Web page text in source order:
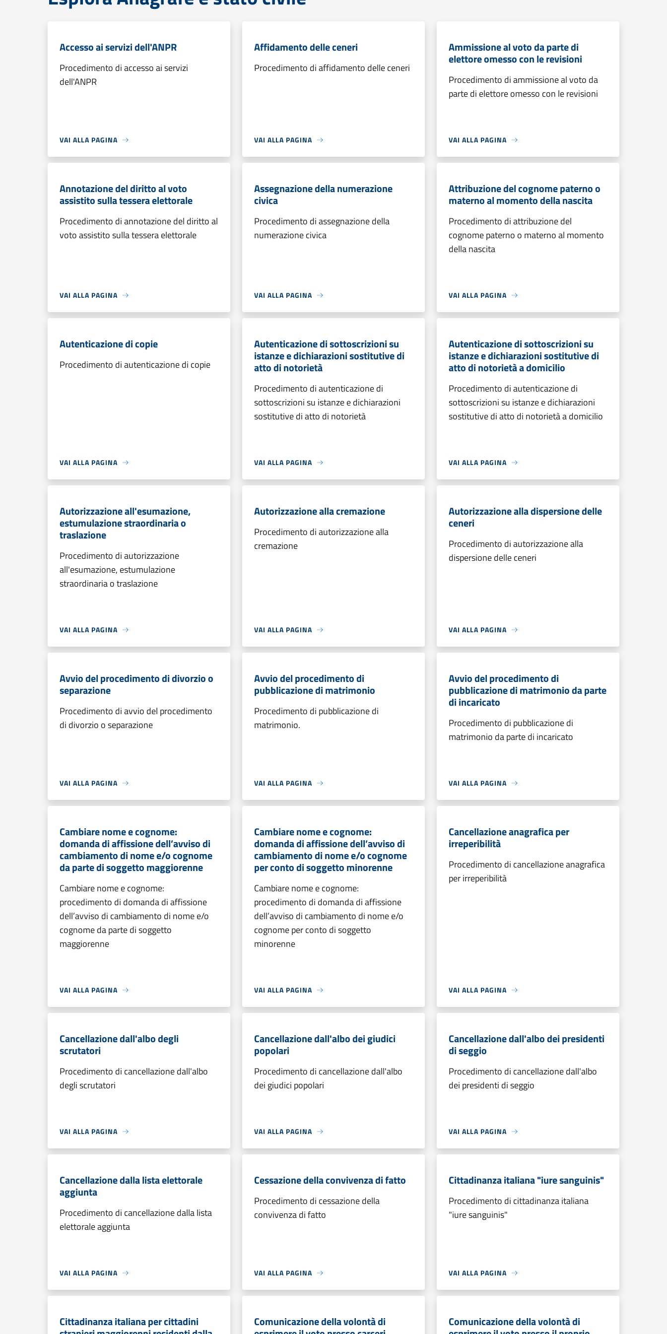
Accesso ai servizi dell'ANPR
Procedimento di accesso ai servizi
dell'ANPR
VAI ALLA PAGINA
Affidamento delle ceneri
Procedimento di affidamento delle ceneri
VAI ALLA PAGINA
Ammissione al voto da parte di
elettore omesso con le revisioni
Procedimento di ammissione al voto da
parte di elettore omesso con le revisioni
VAI ALLA PAGINA
Annotazione del diritto al voto
assistito sulla tessera elettorale
Procedimento di annotazione del diritto al
voto assistito sulla tessera elettorale
VAI ALLA PAGINA
Assegnazione della numerazione
civica
Procedimento di assegnazione della
numerazione civica
VAI ALLA PAGINA
Attribuzione del cognome paterno o
materno al momento della nascita
Procedimento di attribuzione del
cognome paterno o materno al momento
della nascita
VAI ALLA PAGINA
Autenticazione di copie
Procedimento di autenticazione di copie
VAI ALLA PAGINA
Autenticazione di sottoscrizioni su
istanze e dichiarazioni sostitutive di
atto di notorietà
Procedimento di autenticazione di
sottoscrizioni su istanze e dichiarazioni
sostitutive di atto di notorietà
VAI ALLA PAGINA
Autenticazione di sottoscrizioni su
istanze e dichiarazioni sostitutive di
atto di notorietà a domicilio
Procedimento di autenticazione di
sottoscrizioni su istanze e dichiarazioni
sostitutive di atto di notorietà a domicilio
VAI ALLA PAGINA
Autorizzazione all'esumazione,
estumulazione straordinaria o
traslazione
Procedimento di autorizzazione
all'esumazione, estumulazione
straordinaria o traslazione
VAI ALLA PAGINA
Autorizzazione alla cremazione
Procedimento di autorizzazione alla
cremazione
VAI ALLA PAGINA
Autorizzazione alla dispersione delle
ceneri
Procedimento di autorizzazione alla
dispersione delle ceneri
VAI ALLA PAGINA
Avvio del procedimento di divorzio o
separazione
Procedimento di avvio del procedimento
di divorzio o separazione
VAI ALLA PAGINA
Avvio del procedimento di
pubblicazione di matrimonio
Procedimento di pubblicazione di
matrimonio.
VAI ALLA PAGINA
Avvio del procedimento di
pubblicazione di matrimonio da parte
di incaricato
Procedimento di pubblicazione di
matrimonio da parte di incaricato
VAI ALLA PAGINA
Cambiare nome e cognome:
domanda di affissione dell’avviso di
cambiamento di nome e/o cognome
da parte di soggetto maggiorenne
Cambiare nome e cognome:
procedimento di domanda di affissione
dell’avviso di cambiamento di nome e/o
cognome da parte di soggetto
maggiorenne
VAI ALLA PAGINA
Cambiare nome e cognome:
domanda di affissione dell’avviso di
cambiamento di nome e/o cognome
per conto di soggetto minorenne
Cambiare nome e cognome:
procedimento di domanda di affissione
dell’avviso di cambiamento di nome e/o
cognome per conto di soggetto
minorenne
VAI ALLA PAGINA
Cancellazione anagrafica per
irreperibilità
Procedimento di cancellazione anagrafica
per irreperibilità
VAI ALLA PAGINA
Cancellazione dall'albo degli
scrutatori
Procedimento di cancellazione dall'albo
degli scrutatori
VAI ALLA PAGINA
Cancellazione dall'albo dei giudici
popolari
Procedimento di cancellazione dall'albo
dei giudici popolari
VAI ALLA PAGINA
Cancellazione dall'albo dei presidenti
di seggio
Procedimento di cancellazione dall'albo
dei presidenti di seggio
VAI ALLA PAGINA
Cancellazione dalla lista elettorale
aggiunta
Procedimento di cancellazione dalla lista
elettorale aggiunta
VAI ALLA PAGINA
Cessazione della convivenza di fatto
Procedimento di cessazione della
convivenza di fatto
VAI ALLA PAGINA
Cittadinanza italiana "iure sanguinis"
Procedimento di cittadinanza italiana
"iure sanguinis"
VAI ALLA PAGINA
Cittadinanza italiana per cittadini Comunicazione della volontà di Comunicazione della volontà di